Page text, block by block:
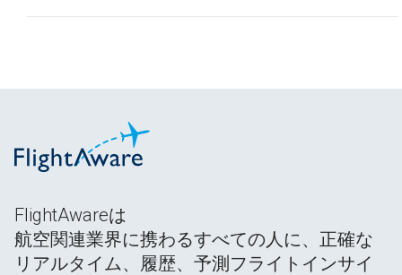
FlightAwareは
航空関連業界に携わるすべての人に、正確な
リアルタイム、履歴、予測フライトインサイ